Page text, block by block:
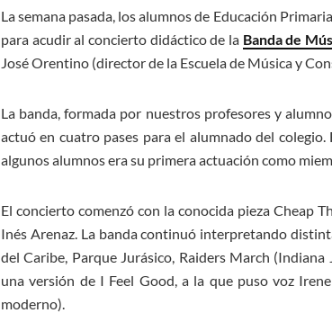
La semana pasada, los alumnos de Educación
para acudir al concierto didáctico de la Banda de
José Orentino (director de la Escuela de Música y
La banda, formada por nuestros profesores y
actuó en cuatro pases para el alumnado del
algunos alumnos era su primera actuación como
El concierto comenzó con la conocida pieza Cheap
Inés Arenaz. La banda continuó interpretando
del Caribe, Parque Jurásico, Raiders March
una versión de I Feel Good, a la que puso voz
moderno).